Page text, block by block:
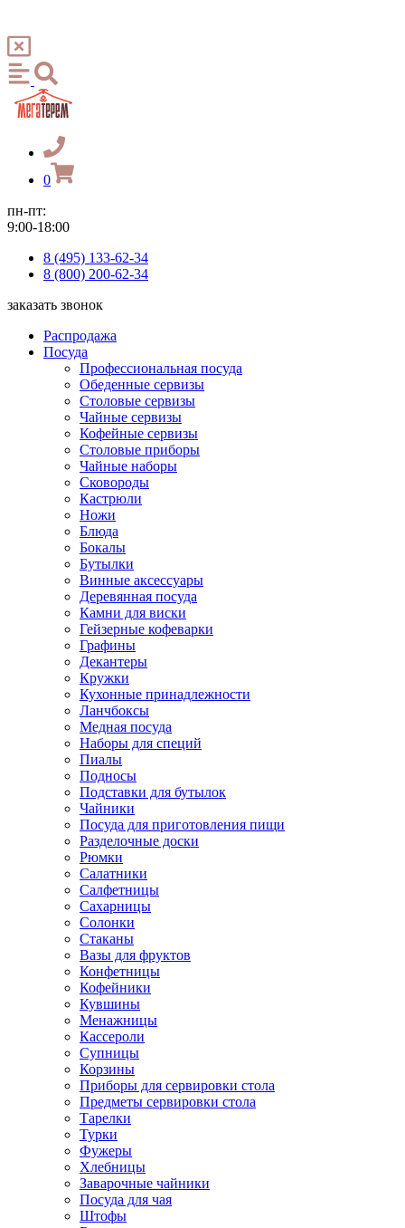
0
пн-пт:
9:00-18:00
8 (495) 133-62-34
8 (800) 200-62-34
заказать звонок
Распродажа
Посуда
Профессиональная посуда
Обеденные сервизы
Столовые сервизы
Чайные сервизы
Кофейные сервизы
Столовые приборы
Чайные наборы
Сковороды
Кастрюли
Ножи
Блюда
Бокалы
Бутылки
Винные аксессуары
Деревянная посуда
Камни для виски
Гейзерные кофеварки
Графины
Декантеры
Кружки
Кухонные принадлежности
Ланчбоксы
Медная посуда
Наборы для специй
Пиалы
Подносы
Подставки для бутылок
Чайники
Посуда для приготовления пищи
Разделочные доски
Рюмки
Салатники
Салфетницы
Сахарницы
Солонки
Стаканы
Вазы для фруктов
Конфетницы
Кофейники
Кувшины
Менажницы
Кассероли
Супницы
Корзины
Приборы для сервировки стола
Предметы сервировки стола
Тарелки
Турки
Фужеры
Хлебницы
Заварочные чайники
Посуда для чая
Штофы